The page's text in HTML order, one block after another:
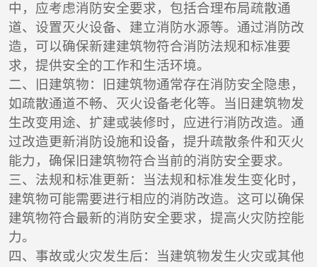
中，应考虑消防安全要求，包括合理布局疏散通
道、设置灭火设备、建立消防水源等。通过消防改
造，可以确保新建建筑物符合消防法规和标准要
求，提供安全的工作和生活环境。
二、旧建筑物：旧建筑物通常存在消防安全隐患，
如疏散通道不畅、灭火设备老化等。当旧建筑物发
生改变用途、扩建或装修时，应进行消防改造。通
过改造更新消防设施和设备，提升疏散条件和灭火
能力，确保旧建筑物符合当前的消防安全要求。
三、法规和标准更新：当法规和标准发生变化时，
建筑物可能需要进行相应的消防改造。这可以确保
建筑物符合最新的消防安全要求，提高火灾防控能
力。
四、事故或火灾发生后：当建筑物发生火灾或其他